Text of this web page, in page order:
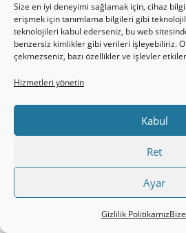
Size en iyi deneyimi sağlamak için, cihaz
erişmek için tanımlama bilgileri gibi
teknolojileri kabul ederseniz, bu web
benzersiz kimlikler gibi verileri işleyebiliriz.
çekmezseniz, bazı özellikler ve işlevler
Hizmetleri yönetin
Kabul
Ret
Ayar
Gizlilik PolitikamızBize
Kullanıcı
adı:
Parola:
hatırla